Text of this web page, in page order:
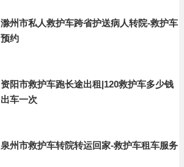
滁州市私人救护车跨省护送病人转院-救护车
预约
资阳市救护车跑长途出租|120救护车多少钱
出车一次
泉州市救护车转院转运回家-救护车租车服务